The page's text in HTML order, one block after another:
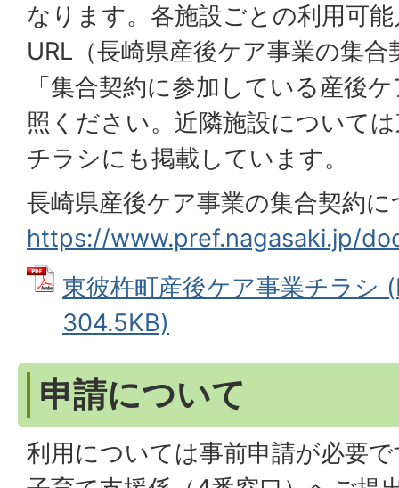
なります。各施設ごとの利用可
URL（長崎県産後ケア事業の集
「集合契約に参加している産後
照ください。近隣施設について
チラシにも掲載しています。
長崎県産後ケア事業の集合契約
https://www.pref.nagasaki.jp/
東彼杵町産後ケア事業チラシ
304.5KB)
申請について
利用については事前申請が必要